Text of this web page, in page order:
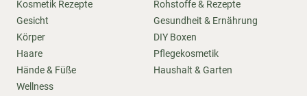
Kosmetik Rezepte
Gesicht
Körper
Haare
Hände & Füße
Wellness
Rohstoffe & Rezepte
Gesundheit & Ernährung
DIY Boxen
Pflegekosmetik
Haushalt & Garten